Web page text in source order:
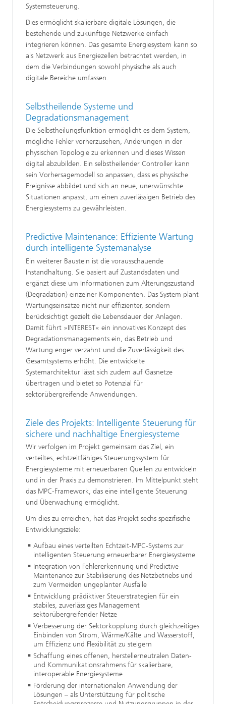
Systemsteuerung.
Dies ermöglicht skalierbare digitale Lösungen, die
bestehende und zukünftige Netzwerke einfach
integrieren können. Das gesamte Energiesystem kann so
als Netzwerk aus Energiezellen betrachtet werden, in
dem die Verbindungen sowohl physische als auch
digitale Bereiche umfassen.
Selbstheilende Systeme und
Degradationsmanagement
Die Selbstheilungsfunktion ermöglicht es dem System,
mögliche Fehler vorherzusehen, Änderungen in der
physischen Topologie zu erkennen und dieses Wissen
digital abzubilden. Ein selbstheilender Controller kann
sein Vorhersagemodell so anpassen, dass es physische
Ereignisse abbildet und sich an neue, unerwünschte
Situationen anpasst, um einen zuverlässigen Betrieb des
Energiesystems zu gewährleisten.
Predictive Maintenance: Effiziente Wartung
durch intelligente Systemanalyse
Ein weiterer Baustein ist die vorausschauende
Instandhaltung. Sie basiert auf Zustandsdaten und
ergänzt diese um Informationen zum Alterungszustand
(Degradation) einzelner Komponenten. Das System plant
Wartungseinsätze nicht nur effizienter, sondern
berücksichtigt gezielt die Lebensdauer der Anlagen.
Damit führt »INTEREST« ein innovatives Konzept des
Degradationsmanagements ein, das Betrieb und
Wartung enger verzahnt und die Zuverlässigkeit des
Gesamtsystems erhöht. Die entwickelte
Systemarchitektur lässt sich zudem auf Gasnetze
übertragen und bietet so Potenzial für
sektorübergreifende Anwendungen.
Ziele des Projekts: Intelligente Steuerung für
sichere und nachhaltige Energiesysteme
Wir verfolgen im Projekt gemeinsam das Ziel, ein
verteiltes, echtzeitfähiges Steuerungssystem für
Energiesysteme mit erneuerbaren Quellen zu entwickeln
und in der Praxis zu demonstrieren. Im Mittelpunkt steht
das MPC-Framework, das eine intelligente Steuerung
und Überwachung ermöglicht.
Um dies zu erreichen, hat das Projekt sechs spezifische
Entwicklungsziele:
Aufbau eines verteilten Echtzeit-MPC-Systems zur
intelligenten Steuerung erneuerbarer Energiesysteme
Integration von Fehlererkennung und Predictive
Maintenance zur Stabilisierung des Netzbetriebs und
zum Vermeiden ungeplanter Ausfälle
Entwicklung prädiktiver Steuerstrategien für ein
stabiles, zuverlässiges Management
sektorübergreifender Netze
Verbesserung der Sektorkopplung durch gleichzeitiges
Einbinden von Strom, Wärme/Kälte und Wasserstoff,
um Effizienz und Flexibilität zu steigern
Schaffung eines offenen, herstellerneutralen Daten-
und Kommunikationsrahmens für skalierbare,
interoperable Energiesysteme
Förderung der internationalen Anwendung der
Lösungen – als Unterstützung für politische